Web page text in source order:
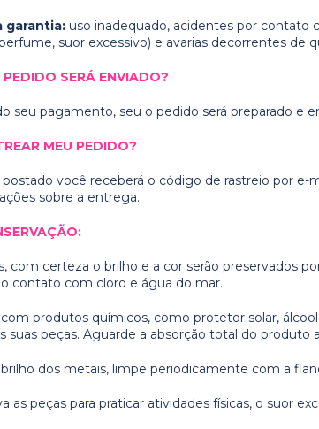
garantia: uso inadequado, acidentes por contato
suor excessivo) e avarias decorrentes de
SERÁ ENVIADO?
seu pagamento, seu o pedido será preparado e
MEU PEDIDO?
você receberá o código de rastreio por e-
sobre a entrega.
com certeza o brilho e a cor serão preservados
contato com cloro e água do mar.
produtos químicos, como protetor solar,
suas peças. Aguarde a absorção total do produto
dos metais, limpe periodicamente com a
as peças para praticar atividades físicas, o suor